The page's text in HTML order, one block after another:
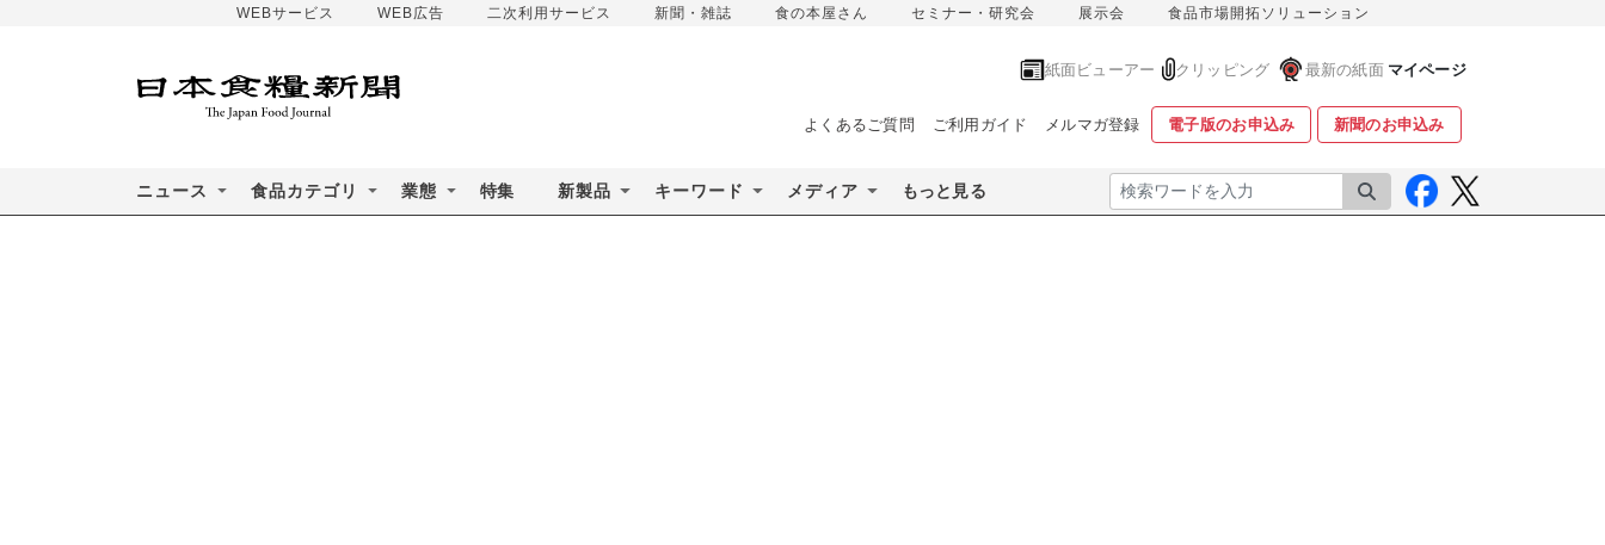
WEBサービス WEB広告 二次利用サービス 新聞・雑誌 食の本屋さん セミナー・研究会 展示会 食品市場開拓ソリューション
紙面ビューアー クリッピング 最新の紙面 マイページ
よくあるご質問 ご利用ガイド メルマガ登録 電子版のお申込み 新聞のお申込み
ニュース 食品カテゴリ 業態 特集 新製品 キーワード メディア もっと見る 検索